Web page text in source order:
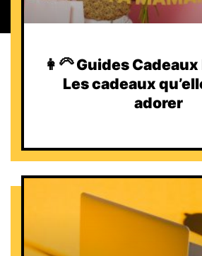
👩‍🦳 Guides
Les cadeaux
adorer